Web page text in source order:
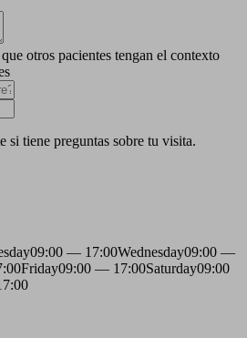
otros pacientes tengan el contexto
si tiene preguntas sobre tu visita.
09:00 — 17:00Wednesday09:00 —
Friday09:00 — 17:00Saturday09:00